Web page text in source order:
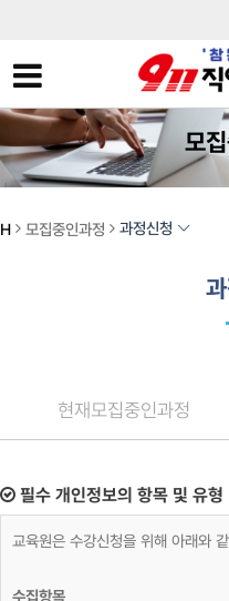
모
H 모집중인과정 과정신청
현재모집중인과정
필수 개인정보의 항목 및 유형
교육원은 수강신청을 위해 아래와
수집항목